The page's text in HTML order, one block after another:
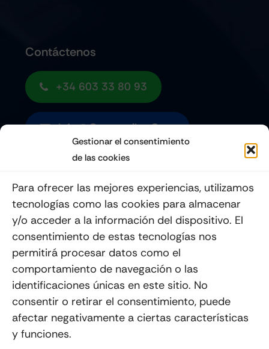
Gestionar el consentimiento
de las cookies
Para ofrecer las mejores experiencias, utilizamos
tecnologías como las cookies para almacenar
y/o acceder a la información del dispositivo. El
consentimiento de estas tecnologías nos
permitirá procesar datos como el
comportamiento de navegación o las
identificaciones únicas en este sitio. No
consentir o retirar el consentimiento, puede
afectar negativamente a ciertas características
y funciones.
Contáctenos
+34 603 33 80 93
Info@quemoviles.com
Enviar